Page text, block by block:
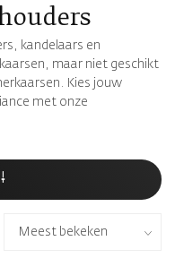
kandelaars en
maar niet geschikt
Kies jouw
met onze